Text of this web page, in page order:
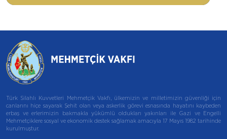
Türk Silahlı Kuvvetleri Mehmetçik Vakfı, ülkemizin ve milletimizin güvenliği için
canlarını hiçe sayarak Şehit olan veya askerlik görevi esnasında hayatını kaybeden
erbaş ve erlerimizin bakmakla yükümlü oldukları yakınları ile Gazi ve Engelli
Mehmetçiklere sosyal ve ekonomik destek sağlamak amacıyla 17 Mayıs 1982 tarihinde
kurulmuştur.